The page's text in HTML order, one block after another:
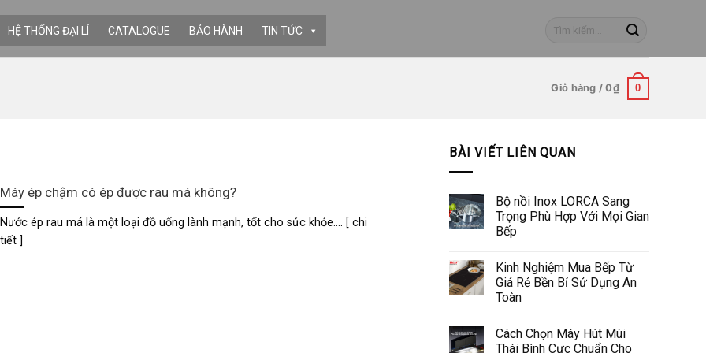
HỆ THỐNG ĐẠI LÍ CATALOGUE BẢO HÀNH TIN TỨC
Tìm
Giỏ hàng /0₫ 0
Máy ép chậm có ép được rau má không?
Nước ép rau má là một loại đồ uống lành mạnh, tốt cho sức khỏe.... [ chi
tiết ]
BÀI VIẾT LIÊN QUAN
Bộ nồi Inox LORCA Sang
Trọng Phù Hợp Với Mọi Gian
Bếp
Kinh Nghiệm Mua Bếp Từ
Giá Rẻ Bền Bỉ Sử Dụng An
Toàn
Cách Chọn Máy Hút Mùi
Thái Bình Cực Chuẩn Cho